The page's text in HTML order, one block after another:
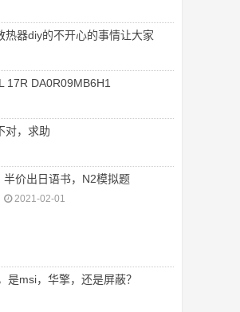
热器diy的不开心的事情让大家
17R DA0R09MB6H1
对，求助
半价出日语书，N2模拟题
2021-02-01
是msi，华擎，还是屏蔽？